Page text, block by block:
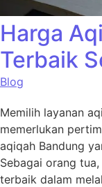
Harga
Terbaik
Blog
Memilih layanan
memerlukan
aqiqah Bandung
Sebagai orang
terbaik dalam